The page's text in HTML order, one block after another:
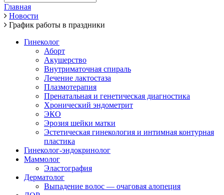
Главная
Новости
График работы в праздники
Гинеколог
Аборт
Акушерство
Внутриматочная спираль
Лечение лактостаза
Плазмотерапия
Пренатальная и генетическая диагностика
Хронический эндометрит
ЭКО
Эрозия шейки матки
Эстетическая гинекология и интимная контурная
пластика
Гинеколог-эндокринолог
Маммолог
Эластография
Дерматолог
Выпадение волос — очаговая алопеция